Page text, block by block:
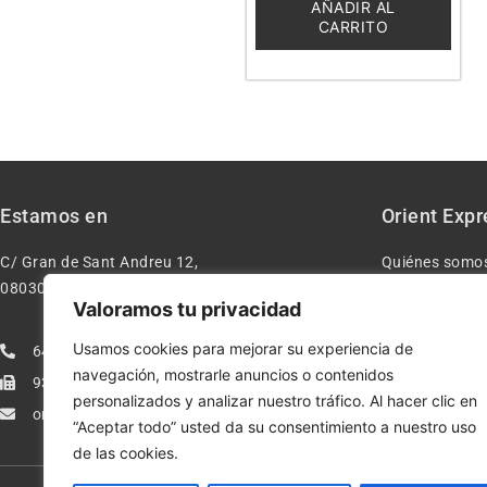
Valoramos tu privacidad
Usamos cookies para mejorar su experiencia de
navegación, mostrarle anuncios o contenidos
personalizados y analizar nuestro tráfico. Al hacer clic en
“Aceptar todo” usted da su consentimiento a nuestro uso
de las cookies.
AÑADIR AL
CARRITO
Estamos en
C/ Gran de Sant Andreu 12,
08030 – Barcelona España
640277962
933113005
orientexpressmodelismo@gmail.com
Orient
Quiénes
Condiciones
Política de
Política de